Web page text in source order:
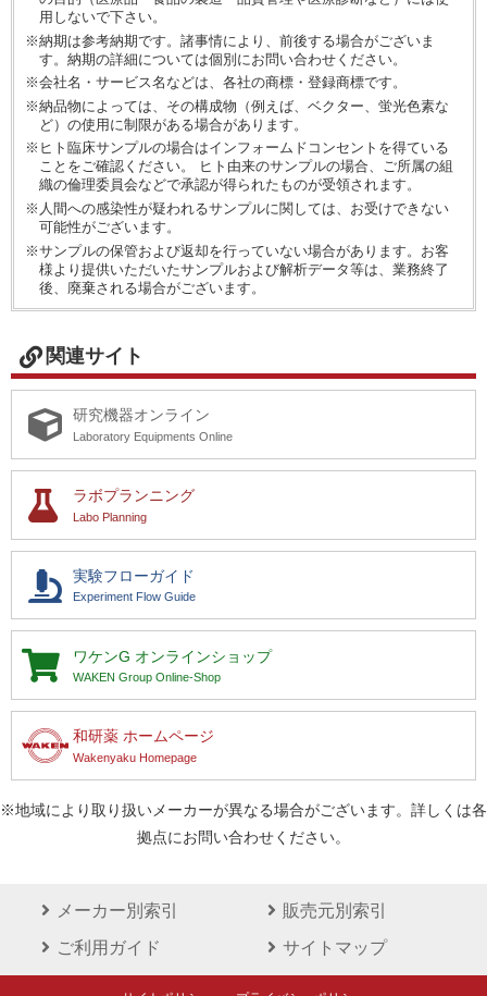
用しないで下さい。
※納期は参考納期です。諸事情により、前後する場合がございま
す。納期の詳細については個別にお問い合わせください。
※会社名・サービス名などは、各社の商標・登録商標です。
※納品物によっては、その構成物（例えば、ベクター、蛍光色素な
ど）の使用に制限がある場合があります。
※ヒト臨床サンプルの場合はインフォームドコンセントを得ている
ことをご確認ください。 ヒト由来のサンプルの場合、ご所属の組
織の倫理委員会などで承認が得られたものが受領されます。
※人間への感染性が疑われるサンプルに関しては、お受けできない
可能性がございます。
※サンプルの保管および返却を行っていない場合があります。お客
様より提供いただいたサンプルおよび解析データ等は、業務終了
後、廃棄される場合がございます。
関連サイト
研究機器オンライン
Laboratory Equipments Online
ラボプランニング
Labo Planning
実験フローガイド
Experiment Flow Guide
ワケンG オンラインショップ
WAKEN Group Online-Shop
和研薬 ホームページ
Wakenyaku Homepage
※地域により取り扱いメーカーが異なる場合がございます。詳しくは各
拠点にお問い合わせください。
メーカー別索引
販売元別索引
ご利用ガイド
サイトマップ